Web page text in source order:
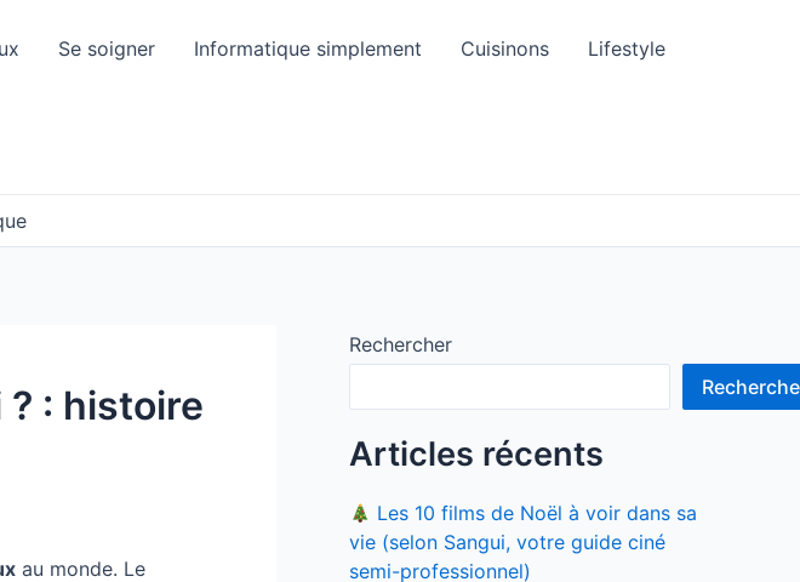
Se soigner Informatique simplement Cuisinons Lifestyle
: histoire
au monde. Le
Rechercher
Articles récents
Les 10 films de Noël à voir dans sa
vie (selon Sangui, votre guide ciné
semi-professionnel)